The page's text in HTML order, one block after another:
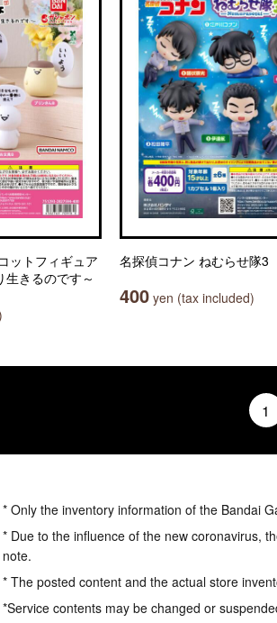
ットフィギュア
生きるのです～
名探偵コナン ねむらせ隊3
400 yen (tax included)
1
* Only the inventory information of the Bandai
* Due to the influence of the new coronavirus,
note.
* The posted content and the actual store
*Service contents may be changed or